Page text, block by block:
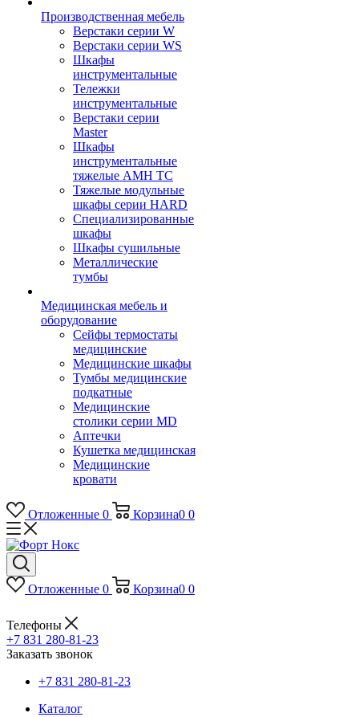
Производственная мебель
Верстаки серии W
Верстаки серии WS
Шкафы
инструментальные
Тележки
инструментальные
Верстаки серии
Master
Шкафы
инструментальные
тяжелые AMH TC
Тяжелые модульные
шкафы серии HARD
Cпециализированные
шкафы
Шкафы сушильные
Металлические
тумбы
Медицинская мебель и
оборудование
Сейфы термостаты
медицинские
Медицинские шкафы
Тумбы медицинские
подкатные
Медицинские
столики серии MD
Аптечки
Кушетка медицинская
Медицинские
кровати
Отложенные 0 Корзина0 0
Отложенные 0 Корзина0 0
Телефоны
+7 831 280-81-23
Заказать звонок
+7 831 280-81-23
Каталог